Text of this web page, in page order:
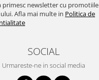
primesc newsletter cu promotiile
Afla mai multe in Politica de
SOCIAL
Urmareste-ne in social media